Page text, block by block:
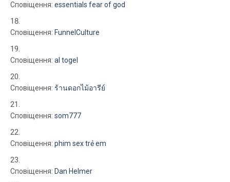
Сповіщення: essentials fear of god
Сповіщення: FunnelCulture
Сповіщення: al togel
Сповіщення: ร้านดอกไม้อารีย์
Сповіщення: som777
Сповіщення: phim sex trẻ em
Сповіщення: Dan Helmer